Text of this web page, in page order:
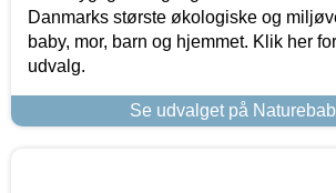
Danmarks største økologiske og
baby, mor, barn og hjemmet. Klik her
udvalg.
Se udvalget på